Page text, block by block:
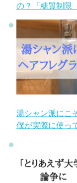
の？『糖質制限
湯シャン派にこ
僕が実際に使っ